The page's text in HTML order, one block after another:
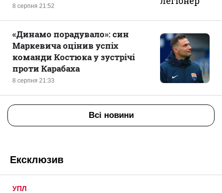
8 серпня 21:52
8 серпня 21:33
«Динамо порадувало»: син
Маркевича оцінив успіх
команди Костюка у зустрічі
проти Карабаха
Всі новини
Ексклюзив
УПЛ